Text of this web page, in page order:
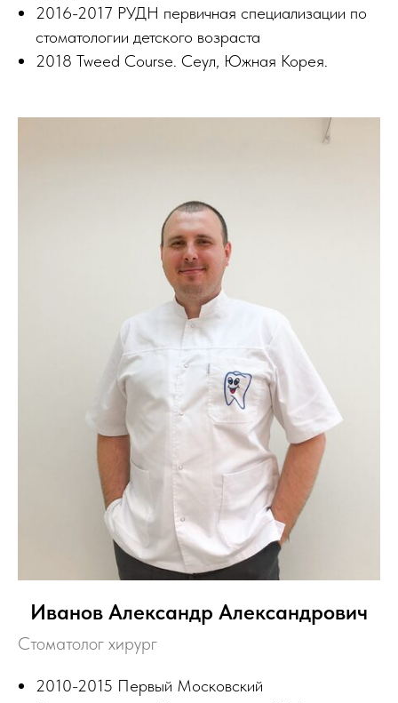
2016-2017 РУДН первичная специализации по
стоматологии детского возраста
2018 Tweed Course. Сеул, Южная Корея.
Иванов Александр Александрович
Стоматолог хирург
2010-2015 Первый Московский